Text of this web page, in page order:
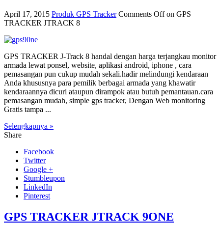
April 17, 2015 Produk GPS Tracker Comments Offon GPS
TRACKER JTRACK 8
GPS TRACKER J-Track 8 handal dengan harga terjangkau monitor
armada lewat ponsel, website, aplikasi android, iphone , cara
pemasangan pun cukup mudah sekali.hadir melindungi kendaraan
Anda khususnya para pemilik berbagai armada yang khawatir
kendaraannya dicuri ataupun dirampok atau butuh pemantauan.cara
pemasangan mudah, simple gps tracker, Dengan Web monitoring
Gratis tampa ...
Selengkapnya »
Share
Facebook
Twitter
Google +
Stumbleupon
LinkedIn
Pinterest
GPS TRACKER JTRACK 9ONE